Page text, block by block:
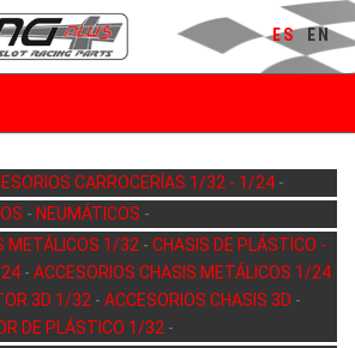
ES EN
CARROCERÍAS 1/32 - 1/24 -
- NEUMÁTICOS -
METÁLICOS 1/32 - CHASIS DE PLÁSTICO -
- ACCESORIOS CHASIS METÁLICOS 1/24
3D 1/32 - ACCESORIOS CHASIS 3D -
DE PLÁSTICO 1/32 -